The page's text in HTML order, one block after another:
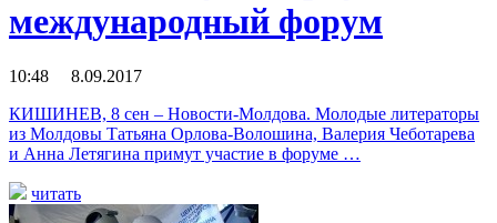
международный форум
10:48 8.09.2017
КИШИНЕВ, 8 сен – Новости-Молдова. Молодые литераторы
из Молдовы Татьяна Орлова-Волошина, Валерия Чеботарева
и Анна Летягина примут участие в форуме …
читать